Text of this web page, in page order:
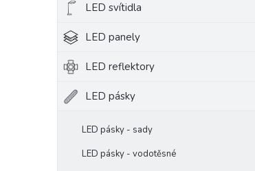
LED svítidla
LED panely
LED reflektory
LED pásky
LED pásky - sady
LED pásky - vodotěsné